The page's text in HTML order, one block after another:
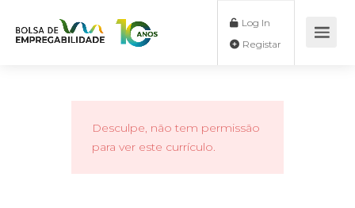
Log In
Desculpe, não tem permissão
para ver este currículo.